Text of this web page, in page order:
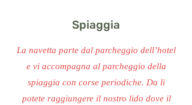
Spiaggia
La navetta parte dal parcheggio dell’hotel
e vi accompagna al parcheggio della
spiaggia con corse periodiche. Da li
potete raggiungere il nostro lido dove il